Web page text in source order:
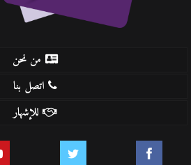
من نحن
اتصل بنا
للإشهار